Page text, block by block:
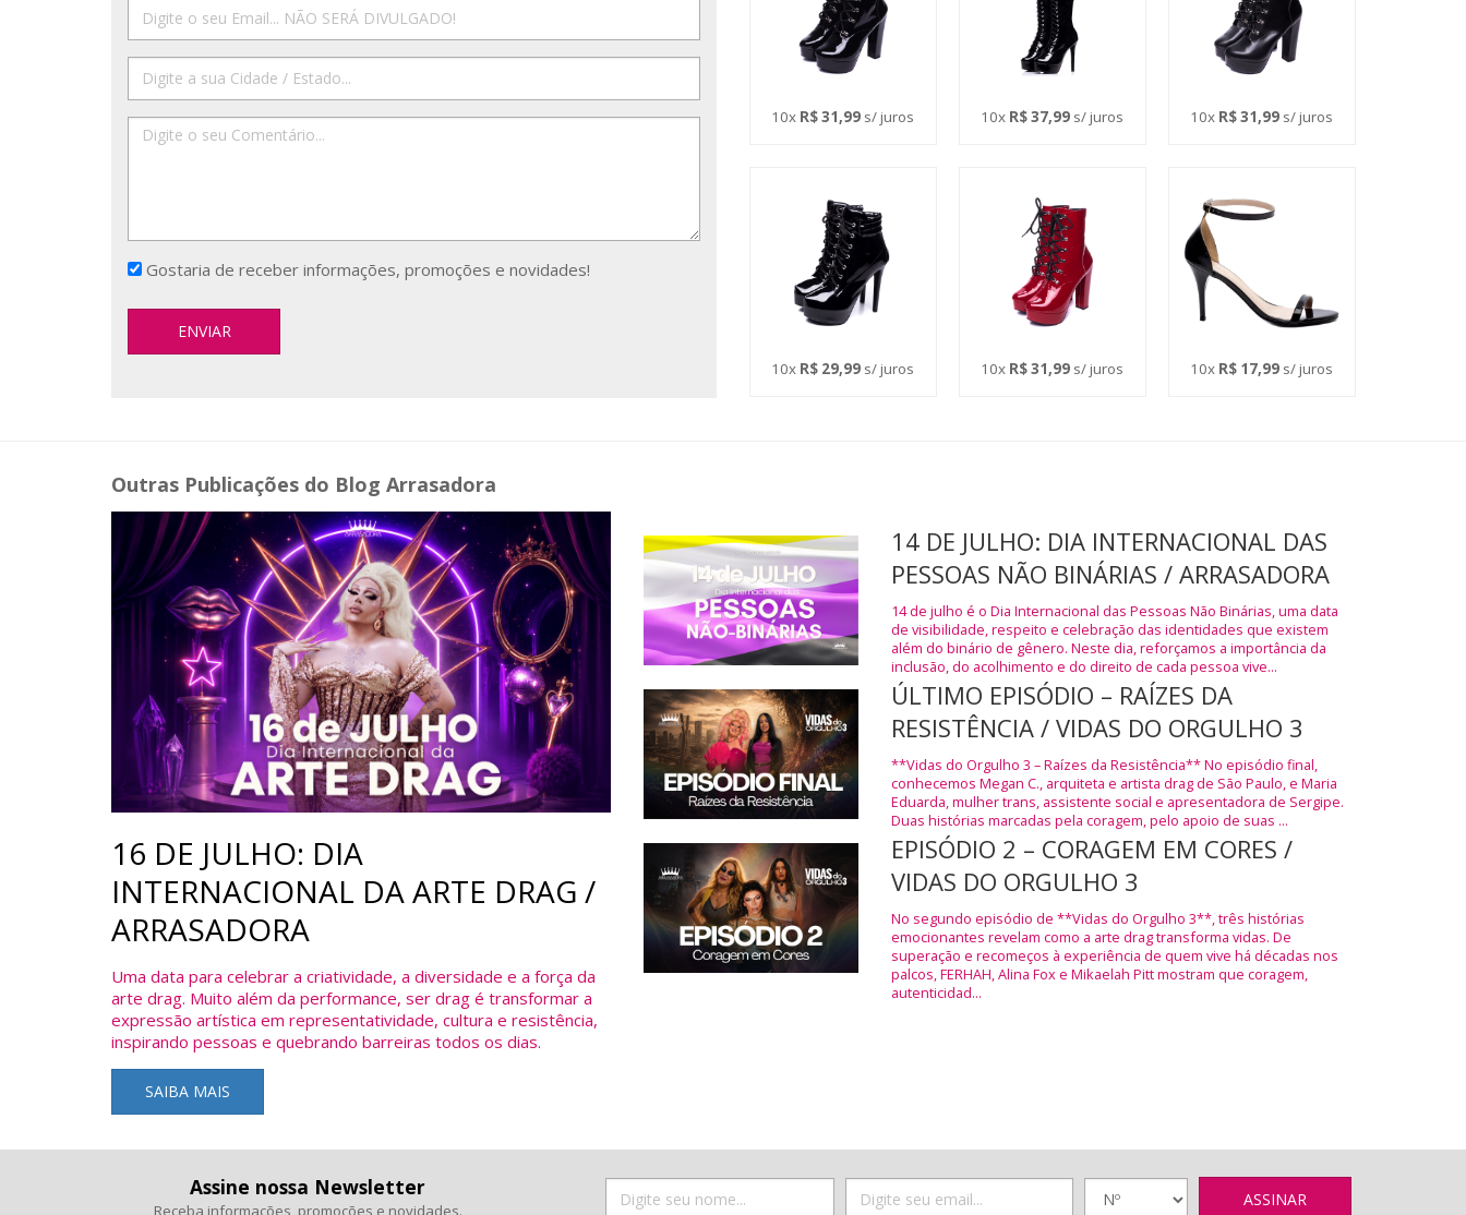
Gostaria de receber informações, promoções e novidades!
10x R$ 31,99 s/ juros 10x R$ 37,99 s/ juros 10x R$ 31,99 s/ juros
10x R$ 29,99 s/ juros 10x R$ 31,99 s/ juros 10x R$ 17,99 s/ juros
Outras Publicações do Blog Arrasadora
16 DE JULHO: DIA
INTERNACIONAL DA ARTE DRAG /
ARRASADORA
Uma data para celebrar a criatividade, a diversidade e a força da
arte drag. Muito além da performance, ser drag é transformar a
expressão artística em representatividade, cultura e resistência,
inspirando pessoas e quebrando barreiras todos os dias.
SAIBA MAIS
14 DE JULHO: DIA INTERNACIONAL DAS
PESSOAS NÃO BINÁRIAS / ARRASADORA
14 de julho é o Dia Internacional das Pessoas Não Binárias, uma data
de visibilidade, respeito e celebração das identidades que existem
além do binário de gênero. Neste dia, reforçamos a importância da
inclusão, do acolhimento e do direito de cada pessoa vive...
ÚLTIMO EPISÓDIO – RAÍZES DA
RESISTÊNCIA / VIDAS DO ORGULHO 3
**Vidas do Orgulho 3 – Raízes da Resistência** No episódio final,
conhecemos Megan C., arquiteta e artista drag de São Paulo, e Maria
Eduarda, mulher trans, assistente social e apresentadora de Sergipe.
Duas histórias marcadas pela coragem, pelo apoio de suas ...
EPISÓDIO 2 – CORAGEM EM CORES /
VIDAS DO ORGULHO 3
No segundo episódio de **Vidas do Orgulho 3**, três histórias
emocionantes revelam como a arte drag transforma vidas. De
superação e recomeços à experiência de quem vive há décadas nos
palcos, FERHAH, Alina Fox e Mikaelah Pitt mostram que coragem,
autenticidad...
Assine nossa Newsletter
Receba informações, promoções e novidades.